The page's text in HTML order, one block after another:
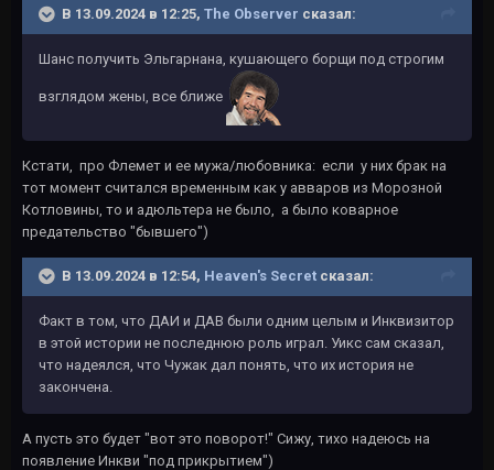
В 13.09.2024 в 12:25, The Observer сказал:
Шанс получить Эльгарнана, кушающего борщи под строгим
взглядом жены, все ближе
Кстати, про Флемет и ее мужа/любовника: если у них брак на
тот момент считался временным как у авваров из Морозной
Котловины, то и адюльтера не было, а было коварное
предательство "бывшего")
В 13.09.2024 в 12:54, Heaven's Secret сказал:
Факт в том, что ДАИ и ДАВ были одним целым и Инквизитор
в этой истории не последнюю роль играл. Уикс сам сказал,
что надеялся, что Чужак дал понять, что их история не
закончена.
А пусть это будет "вот это поворот!" Сижу, тихо надеюсь на
появление Инкви "под прикрытием")